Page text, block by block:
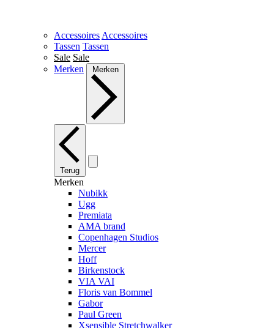
Accessoires Accessoires
Tassen Tassen
Sale Sale
Merken
Merken
Terug
Merken
Nubikk
Ugg
Premiata
AMA brand
Copenhagen Studios
Mercer
Hoff
Birkenstock
VIA VAI
Floris van Bommel
Gabor
Paul Green
Xsensible Stretchwalker